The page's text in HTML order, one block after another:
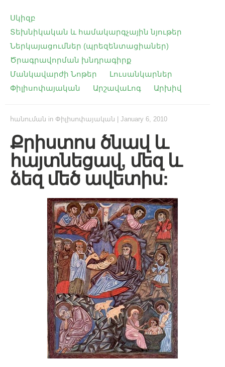
Սկիզբ
Տեխնիկական և համակարգչային նյութեր
Ներկայացումներ (պրեզենտացիաներ)
Ծրագրավորման խնդրագիրք
Մանկավարժի Նոթեր
Լուսանկարներ
Փիլիսոփայական
ԱրշավաԼոգ Արխիվ
հանուման in Փիլիսոփայական January 6, 2010
Քրիստոս ծնավ և
հայտնեցավ, մեզ և
ձեզ մեծ ավետիս: